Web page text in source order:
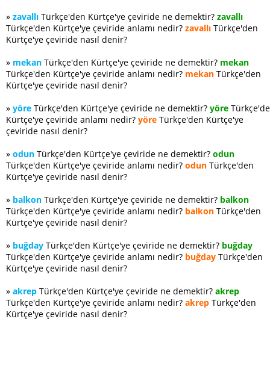
» zavallı Türkçe'den Kürtçe'ye çeviride ne demektir? zavallı
Türkçe'den Kürtçe'ye çeviride anlamı nedir? zavallı Türkçe'den
Kürtçe'ye çeviride nasıl denir?
» mekan Türkçe'den Kürtçe'ye çeviride ne demektir? mekan
Türkçe'den Kürtçe'ye çeviride anlamı nedir? mekan Türkçe'den
Kürtçe'ye çeviride nasıl denir?
» yöre Türkçe'den Kürtçe'ye çeviride ne demektir? yöre
Kürtçe'ye çeviride anlamı nedir? yöre Türkçe'den Kürtçe'ye
çeviride nasıl denir?
» odun Türkçe'den Kürtçe'ye çeviride ne demektir? odun
Türkçe'den Kürtçe'ye çeviride anlamı nedir? odun Türkçe'den
Kürtçe'ye çeviride nasıl denir?
» balkon Türkçe'den Kürtçe'ye çeviride ne demektir? balkon
Türkçe'den Kürtçe'ye çeviride anlamı nedir? balkon Türkçe'den
Kürtçe'ye çeviride nasıl denir?
» buğday Türkçe'den Kürtçe'ye çeviride ne demektir? buğday
Türkçe'den Kürtçe'ye çeviride anlamı nedir? buğday Türkçe'den
Kürtçe'ye çeviride nasıl denir?
» akrep Türkçe'den Kürtçe'ye çeviride ne demektir? akrep
Türkçe'den Kürtçe'ye çeviride anlamı nedir? akrep Türkçe'den
Kürtçe'ye çeviride nasıl denir?